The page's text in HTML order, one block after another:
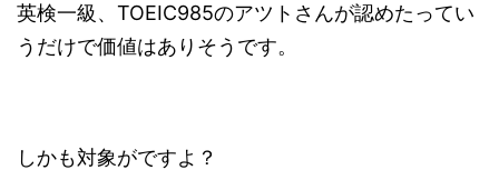
英検一級、TOEIC985のアツトさんが認めたってい
うだけで価値はありそうです。
しかも対象がですよ？